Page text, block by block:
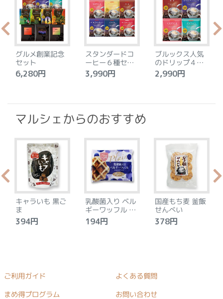
グルメ創業記念
セット
6,280円
スタンダードコ
ーヒー６種セッ
ト
3,990円
ブルックス人気
のドリップ４種
セット
2,990円
マルシェからのおすすめ
キャラいも 黒ご
ま
394円
乳酸菌入り ベル
ギーワッフル プ
レーン
194円
国産もち麦 釜飯
せんべい
378円
ご利用ガイド よくある質問
まめ得プログラム お問い合わせ